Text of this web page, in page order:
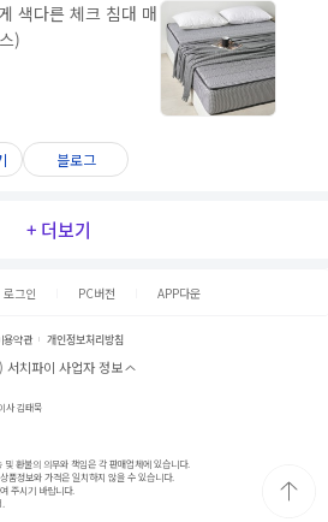
색다른 체크 침대 매
)
블로그
+ 더보기
로그인 PC버전 APP다운
용약관 개인정보처리방침
서치파이 사업자 정보
사 김태묵
환불의 의무와 책임은 각 판매업체에 있습니다.
품정보와 가격은 일치하지 않을 수 있습니다.
주시기 바랍니다.